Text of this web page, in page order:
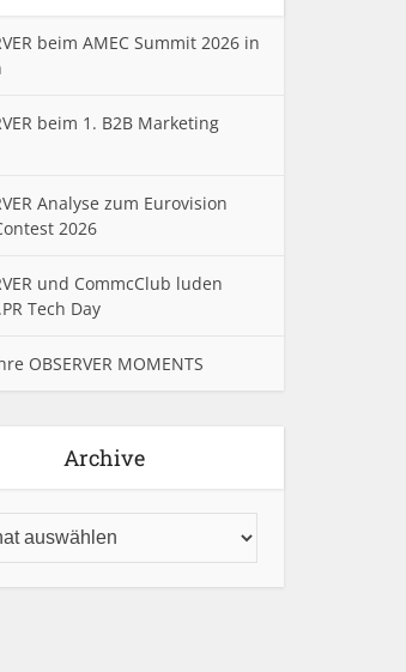
beim AMEC Summit 2026 in
beim 1. B2B Marketing
Analyse zum Eurovision
2026
und CommcClub luden
Tech Day
OBSERVER MOMENTS
Archive